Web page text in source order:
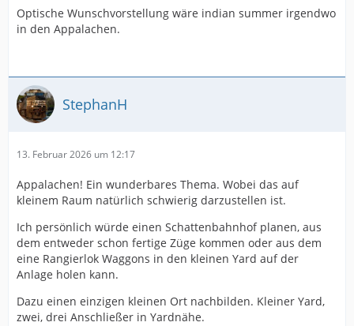
Optische Wunschvorstellung wäre indian summer irgendwo
in den Appalachen.
StephanH
13. Februar 2026 um 12:17
Appalachen! Ein wunderbares Thema. Wobei das auf
kleinem Raum natürlich schwierig darzustellen ist.
Ich persönlich würde einen Schattenbahnhof planen, aus
dem entweder schon fertige Züge kommen oder aus dem
eine Rangierlok Waggons in den kleinen Yard auf der
Anlage holen kann.
Dazu einen einzigen kleinen Ort nachbilden. Kleiner Yard,
zwei, drei Anschließer in Yardnähe.